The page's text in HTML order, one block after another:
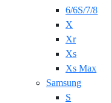
6/6S/7/8
X
Xr
Xs
Xs Max
Samsung
S